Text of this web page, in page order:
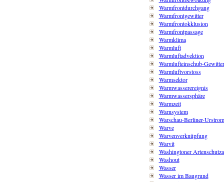
Warmfrontdurchgang
Warmfrontgewitter
Warmfrontokklusion
Warmfrontpassage
Warmklima
Warmluft
Warmluftadvektion
Warmlufteinschub-Gewitter
Warmluftvorstoss
Warmsektor
Warmwasserereignis
Warmwassersphäre
Warmzeit
Warnsystem
Warschau-Berliner-
Warve
Warvenverknüpfung
Warvit
Washingtoner
Washout
Wasser
Wasser im Baugrund